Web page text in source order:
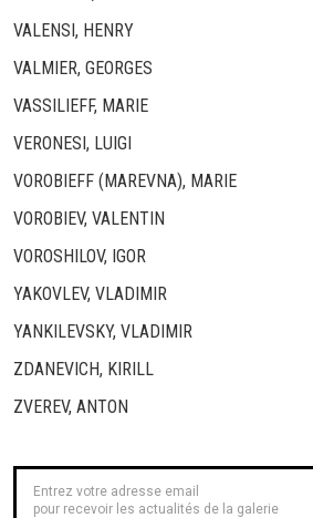
VALENSI, HENRY
VALMIER, GEORGES
VASSILIEFF, MARIE
VERONESI, LUIGI
VOROBIEFF (MAREVNA), MARIE
VOROBIEV, VALENTIN
VOROSHILOV, IGOR
YAKOVLEV, VLADIMIR
YANKILEVSKY, VLADIMIR
ZDANEVICH, KIRILL
ZVEREV, ANTON
pour recevoir les actualités de la galerie